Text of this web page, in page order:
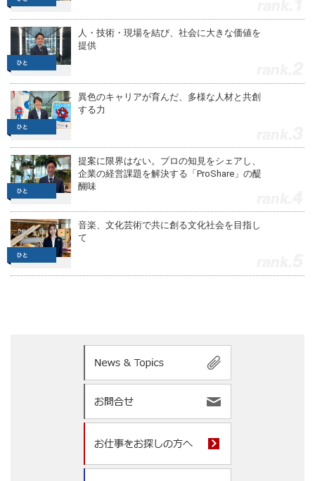
人・技術・現場を結び、社会に大きな価値を
提供
異色のキャリアが育んだ、多様な人材と共創
する力
提案に限界はない。プロの知見をシェアし、
企業の経営課題を解決する「ProShare」の醍
醐味
音楽、文化芸術で共に創る文化社会を目指し
て